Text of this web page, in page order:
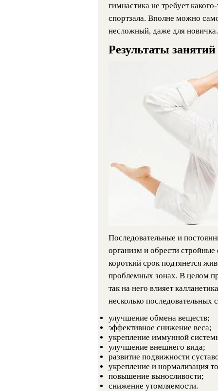
гимнастика не требует
спортзала. Вполне можно
несложный, даже для новичка.
Результаты
Последовательные и
организм и обрести
короткий срок подтянется
проблемных зонах. В целом
так на него влияет
несколько последовательных
улучшение обмена веществ;
эффективное снижение веса;
укрепление иммунной
улучшение внешнего вида;
развитие подвижности
укрепление и нормализация
повышение выносливости;
снижение утомляемости.